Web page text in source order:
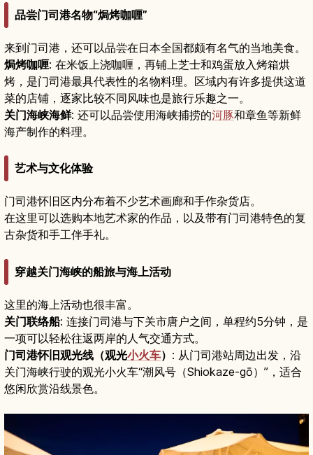
品尝门司港名物“焗烤咖喱”
来到门司港，还可以品尝在日本全国都颇有名气的当地美食。
焗烤咖喱: 在米饭上浇咖喱，再铺上芝士和鸡蛋放入烤箱烘
烤，是门司港最具代表性的名物料理。区域内有许多提供这道
菜的店铺，逐家比较不同风味也是旅行乐趣之一。
关门海峡海鲜: 还可以品尝使用海峡捕捞的河豚和章鱼等新鲜
海产制作的料理。
艺术与文化体验
门司港怀旧区内分布着不少艺术画廊和手作杂货店。
在这里可以选购本地艺术家的作品，以及带有门司港特色的复
古杂货和手工伴手礼。
穿越关门海峡的船旅与海上活动
这里的海上活动也很丰富。
关门联络船: 连接门司港与下关市唐户之间，单程约5分钟，是
一项可以轻松往返两岸的人气交通方式。
门司港怀旧观光线（观光小火车） : 从门司港站周边出发，沿
关门海峡行驶的观光小火车“潮风号（Shiokaze-gō）”，适合
悠闲欣赏沿线景色。